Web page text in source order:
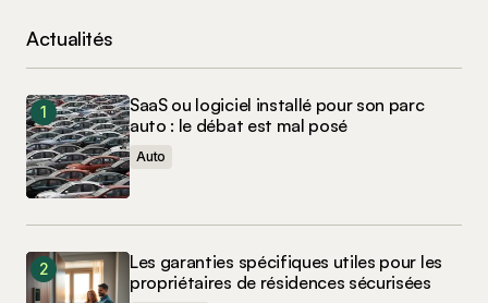
Actualités
SaaS ou logiciel installé pour son parc
auto : le débat est mal posé
Auto
Les garanties spécifiques utiles pour les
propriétaires de résidences sécurisées